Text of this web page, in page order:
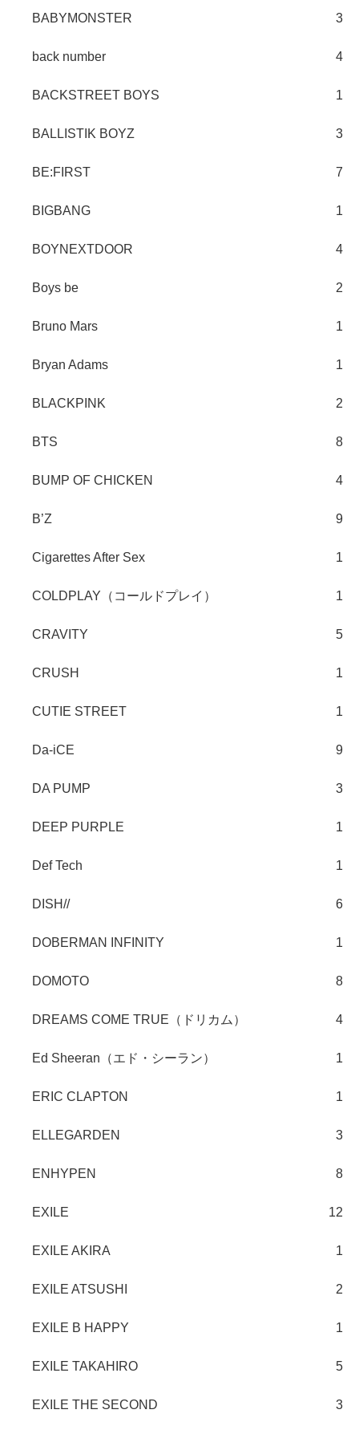
BABYMONSTER 3
back number 4
BACKSTREET BOYS 1
BALLISTIK BOYZ 3
BE:FIRST 7
BIGBANG 1
BOYNEXTDOOR 4
Boys be 2
Bruno Mars 1
Bryan Adams 1
BLACKPINK 2
BTS 8
BUMP OF CHICKEN 4
B’Z 9
Cigarettes After Sex 1
COLDPLAY（コールドプレイ） 1
CRAVITY 5
CRUSH 1
CUTIE STREET 1
Da-iCE 9
DA PUMP 3
DEEP PURPLE 1
Def Tech 1
DISH// 6
DOBERMAN INFINITY 1
DOMOTO 8
DREAMS COME TRUE（ドリカム） 4
Ed Sheeran（エド・シーラン） 1
ERIC CLAPTON 1
ELLEGARDEN 3
ENHYPEN 8
EXILE 12
EXILE AKIRA 1
EXILE ATSUSHI 2
EXILE B HAPPY 1
EXILE TAKAHIRO 5
EXILE THE SECOND 3